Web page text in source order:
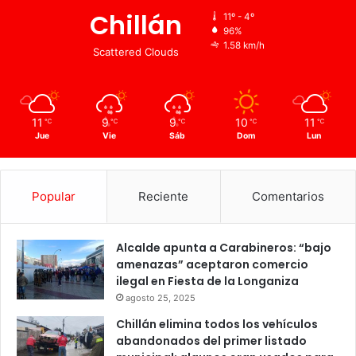
Chillán
Scattered Clouds
11º - 4º
96%
1.58 km/h
11 ℃
Jue
9 ℃
Vie
9 ℃
Sáb
10 ℃
Dom
11 ℃
Lun
Popular Reciente Comentarios
Alcalde apunta a Carabineros: “bajo
amenazas” aceptaron comercio
ilegal en Fiesta de la Longaniza
agosto 25, 2025
Chillán elimina todos los vehículos
abandonados del primer listado